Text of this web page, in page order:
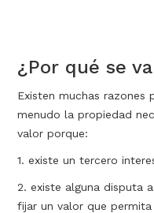
¿Por qué se
Existen muchas razones
menudo la propiedad
valor porque:
1. existe un tercero
2. existe alguna disputa
fijar un valor que